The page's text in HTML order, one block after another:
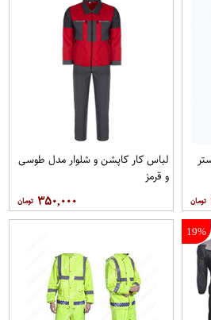
لباس کار کاپشن و شلوار مدل طوسی
و قرمز
۳۵۰,۰۰۰
19%